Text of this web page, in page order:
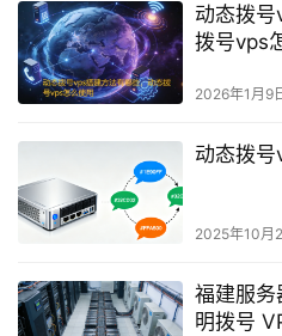
动态拨
拨号vps
2026年1月9
动态拨号
2025年10月
福建服务
明拨号